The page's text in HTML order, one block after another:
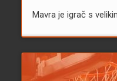
Mavra je igrač s